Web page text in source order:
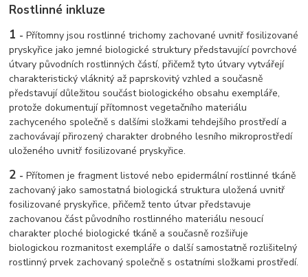
Rostlinné inkluze
1 - Přítomny jsou rostlinné trichomy zachované uvnitř fosilizované
pryskyřice jako jemné biologické struktury představující povrchové
útvary původních rostlinných částí, přičemž tyto útvary vytvářejí
charakteristický vláknitý až paprskovitý vzhled a současně
představují důležitou součást biologického obsahu exempláře,
protože dokumentují přítomnost vegetačního materiálu
zachyceného společně s dalšími složkami tehdejšího prostředí a
zachovávají přirozený charakter drobného lesního mikroprostředí
uloženého uvnitř fosilizované pryskyřice.
2 - Přítomen je fragment listové nebo epidermální rostlinné tkáně
zachovaný jako samostatná biologická struktura uložená uvnitř
fosilizované pryskyřice, přičemž tento útvar představuje
zachovanou část původního rostlinného materiálu nesoucí
charakter ploché biologické tkáně a současně rozšiřuje
biologickou rozmanitost exempláře o další samostatně rozlišitelný
rostlinný prvek zachovaný společně s ostatními složkami prostředí.